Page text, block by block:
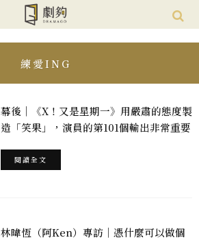
練愛ING
幕後｜《X！又是星期一》用嚴肅的態度製
造「笑果」，演員的第101個輸出非常重要
閱讀全文
林暐恆（阿Ken）專訪｜憑什麼可以做個